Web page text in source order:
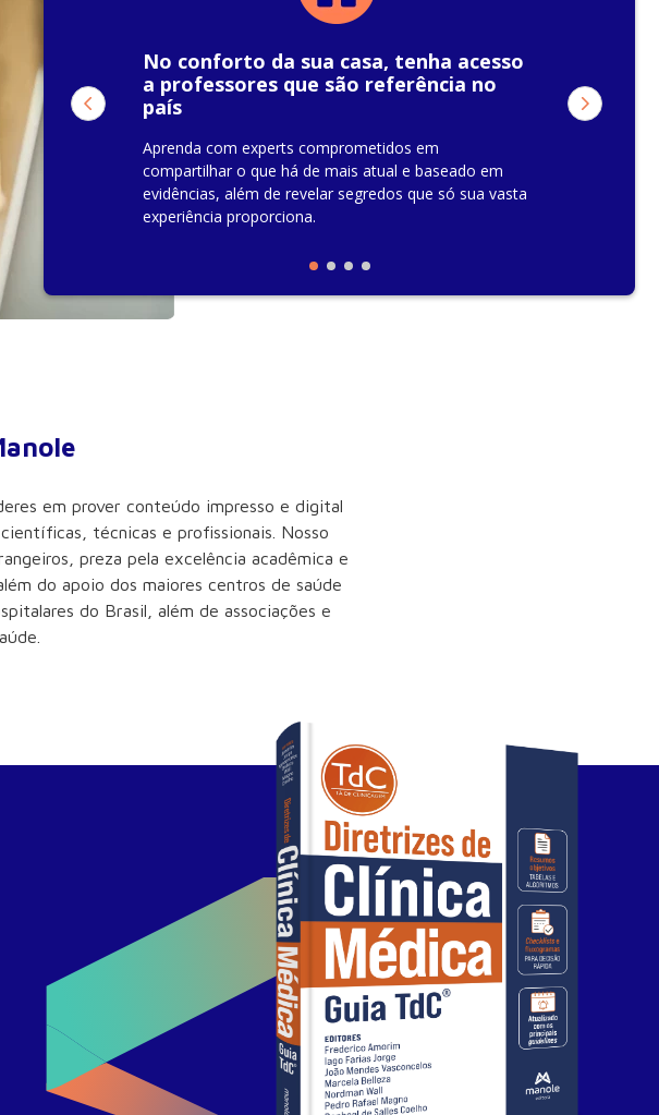
No conforto da sua casa, tenha acesso
a professores que são referência no
país
Aprenda com experts comprometidos em
compartilhar o que há de mais atual e baseado em
evidências, além de revelar segredos que só sua vasta
experiência proporciona.
em prover conteúdo impresso e digital
técnicas e profissionais. Nosso
preza pela excelência acadêmica e
do apoio dos maiores centros de saúde
do Brasil, além de associações e